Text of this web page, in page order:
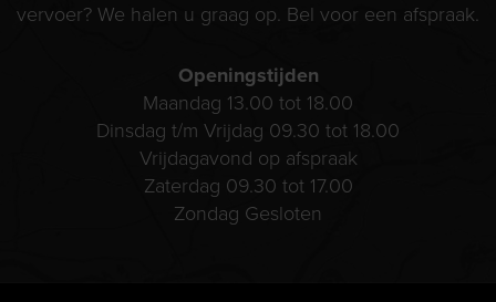
vervoer? We halen u graag op. Bel voor een afspraak.
Openingstijden
Maandag 13.00 tot 18.00
Dinsdag t/m Vrijdag 09.30 tot 18.00
Vrijdagavond op afspraak
Zaterdag 09.30 tot 17.00
Zondag Gesloten